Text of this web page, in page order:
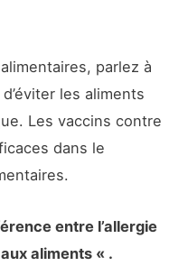
parlez à
les aliments
Les vaccins contre
dans le
entre l’allergie
aliments « .